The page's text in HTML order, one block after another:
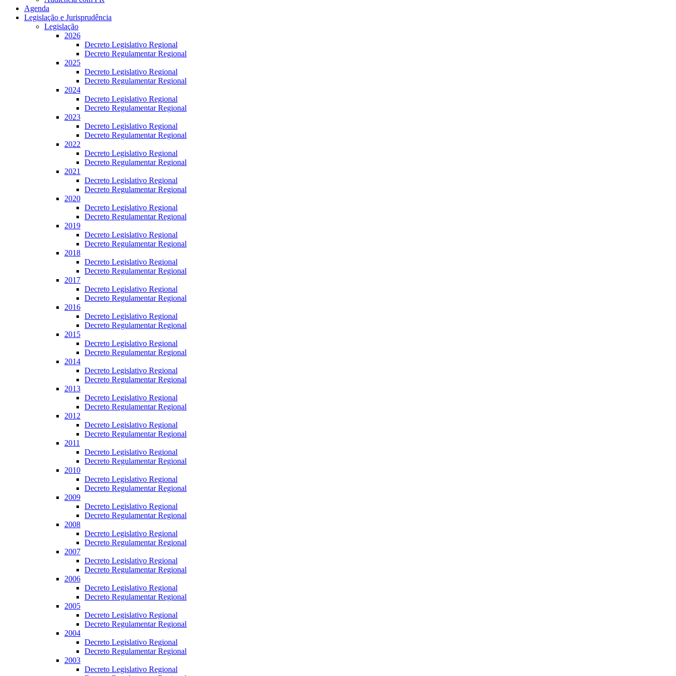
Agenda
Legislação e Jurisprudência
Legislação
2026
Decreto Legislativo Regional
Decreto Regulamentar Regional
2025
Decreto Legislativo Regional
Decreto Regulamentar Regional
2024
Decreto Legislativo Regional
Decreto Regulamentar Regional
2023
Decreto Legislativo Regional
Decreto Regulamentar Regional
2022
Decreto Legislativo Regional
Decreto Regulamentar Regional
2021
Decreto Legislativo Regional
Decreto Regulamentar Regional
2020
Decreto Legislativo Regional
Decreto Regulamentar Regional
2019
Decreto Legislativo Regional
Decreto Regulamentar Regional
2018
Decreto Legislativo Regional
Decreto Regulamentar Regional
2017
Decreto Legislativo Regional
Decreto Regulamentar Regional
2016
Decreto Legislativo Regional
Decreto Regulamentar Regional
2015
Decreto Legislativo Regional
Decreto Regulamentar Regional
2014
Decreto Legislativo Regional
Decreto Regulamentar Regional
2013
Decreto Legislativo Regional
Decreto Regulamentar Regional
2012
Decreto Legislativo Regional
Decreto Regulamentar Regional
2011
Decreto Legislativo Regional
Decreto Regulamentar Regional
2010
Decreto Legislativo Regional
Decreto Regulamentar Regional
2009
Decreto Legislativo Regional
Decreto Regulamentar Regional
2008
Decreto Legislativo Regional
Decreto Regulamentar Regional
2007
Decreto Legislativo Regional
Decreto Regulamentar Regional
2006
Decreto Legislativo Regional
Decreto Regulamentar Regional
2005
Decreto Legislativo Regional
Decreto Regulamentar Regional
2004
Decreto Legislativo Regional
Decreto Regulamentar Regional
2003
Decreto Legislativo Regional